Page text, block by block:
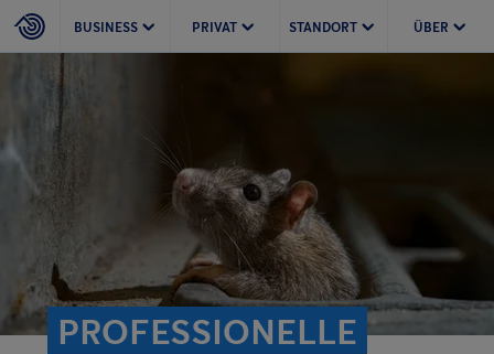
BUSINESS PRIVAT STANDORT ÜBER
PROFESSIONELLE